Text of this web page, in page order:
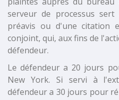
serveur de processus
préavis ou d'une citation
conjoint, qui, aux fins de
défendeur.
Le défendeur a 20 jours
New York. Si servi à
défendeur a 30 jours pour